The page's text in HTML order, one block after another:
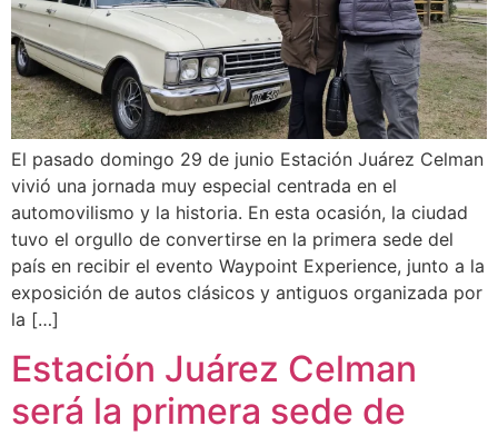
El pasado domingo 29 de junio Estación Juárez Celman
vivió una jornada muy especial centrada en el
automovilismo y la historia. En esta ocasión, la ciudad
tuvo el orgullo de convertirse en la primera sede del
país en recibir el evento Waypoint Experience, junto a la
exposición de autos clásicos y antiguos organizada por
la […]
Estación Juárez Celman
será la primera sede de